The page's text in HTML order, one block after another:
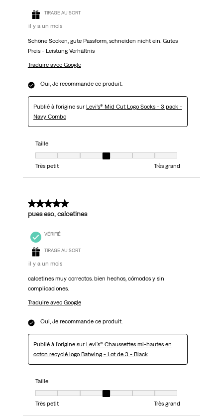
TIRAGE AU SORT
il y a un mois
Schöne Socken, gute Passform, schneiden nicht ein. Gutes
Preis - Leistung Verhältnis
Traduire avec Google
Oui, Je recommande ce produit.
Publié à l'origine sur Levi's® Mid Cut Logo Socks - 3 pack -
Navy Combo
Taille
Taille, 4 sur 7, où 1 est égal à Très petit et 7 est égal à Très grand
Très petit
Très grand
5 sur 5 étoiles.
pues eso, calcetines
VÉRIFIÉ
TIRAGE AU SORT
il y a un mois
calcetines muy correctos. bien hechos, cómodos y sin
complicaciones.
Traduire avec Google
Oui, Je recommande ce produit.
Publié à l'origine sur Levi's® Chaussettes mi-hautes en
coton recyclé logo Batwing - Lot de 3 - Black
Taille
Taille, 4 sur 7, où 1 est égal à Très petit et 7 est égal à Très grand
Très petit
Très grand